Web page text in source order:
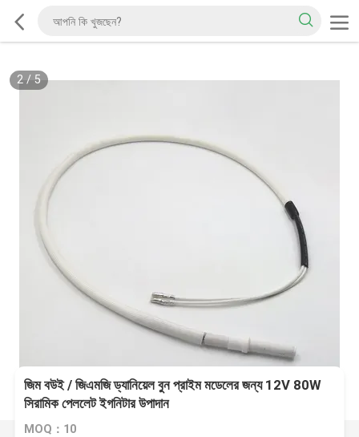
2/ 5
জিম বউই / জিএমজি ড্যানিয়েল বুন প্রাইম মডেলের জন্য 12V 80W
সিরামিক পেললেট ইগনিটার উপাদান
MOQ：10